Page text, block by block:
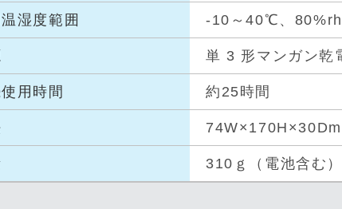
湿度範囲 -10～40℃、80%rh
単 3 形マンガン乾
用時間 約25時間
310ｇ（電池含む）